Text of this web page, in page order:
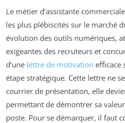
Le métier d’assistante
les plus plébiscités sur le marché
évolution des outils numériques,
exigeantes des recruteurs et
d’une lettre de motivation efficace
étape stratégique. Cette lettre ne
courrier de présentation, elle
permettant de démontrer sa
poste. Pour se démarquer, il faut